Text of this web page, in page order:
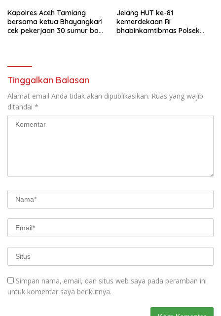
Kapolres Aceh Tamiang
bersama ketua Bhayangkari
cek pekerjaan 30 sumur bor
Jelang HUT ke-81
kemerdekaan RI
bhabinkamtibmas Polsek
Tinggalkan Balasan
Alamat email Anda tidak akan dipublikasikan. Ruas yang wajib
ditandai *
Simpan nama, email, dan situs web saya pada peramban ini
untuk komentar saya berikutnya.